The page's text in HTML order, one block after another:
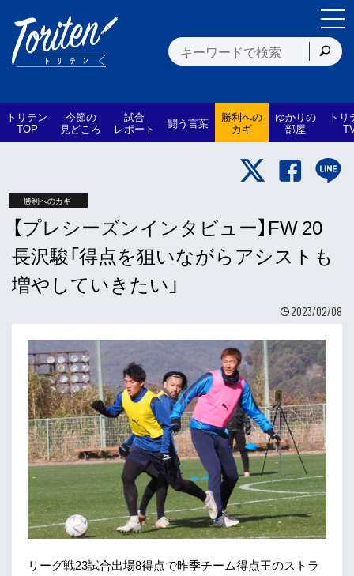
トリテン
TOP
今節の
見どころ
試合
レポート 闘う言葉 勝利への
カギ
ゆかりの
部屋
トリ
勝利へのカギ
【プレシーズンインタビュー】FW 20
長沢駿「得点を狙いながらアシストも
増やしていきたい」
2023/02/08
リーグ戦23試合出場8得点で昨季チーム得点王のストラ